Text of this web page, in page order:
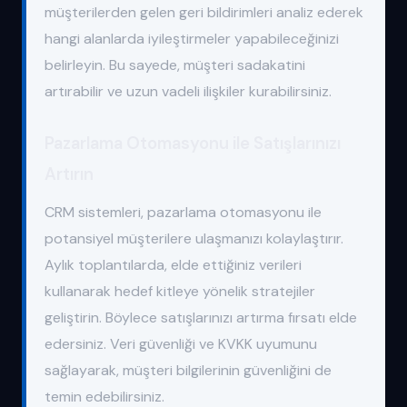
müşterilerden gelen geri bildirimleri analiz ederek
hangi alanlarda iyileştirmeler yapabileceğinizi
belirleyin. Bu sayede, müşteri sadakatini
artırabilir ve uzun vadeli ilişkiler kurabilirsiniz.
CRM sistemleri, pazarlama otomasyonu ile
potansiyel müşterilere ulaşmanızı kolaylaştırır.
Aylık toplantılarda, elde ettiğiniz verileri
kullanarak hedef kitleye yönelik stratejiler
geliştirin. Böylece satışlarınızı artırma fırsatı elde
edersiniz. Veri güvenliği ve KVKK uyumunu
sağlayarak, müşteri bilgilerinin güvenliğini de
temin edebilirsiniz.